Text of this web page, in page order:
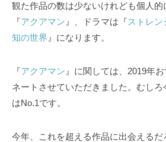
観た作品の数は少ないけれども個人
『アクアマン 』、ドラマは『ストレン
知の世界 』になります。
『アクアマン 』に関しては、2019年
ネートさせていただきました。むし
はNo.1です。
今年、これを超える作品に出会えるだ